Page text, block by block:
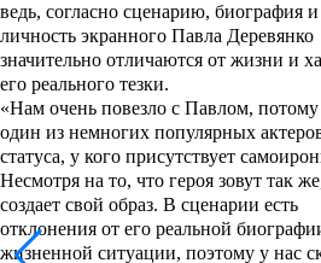
ведь, согласно сценарию, биография и
личность экранного Павла Деревянко
значительно отличаются от жизни и
его реального тезки.
«Нам очень повезло с Павлом, потому
один из немногих популярных
статуса, у кого присутствует
Несмотря на то, что героя зовут так
создает свой образ. В сценарии есть
отклонения от его реальной
жизненной ситуации, поэтому у нас